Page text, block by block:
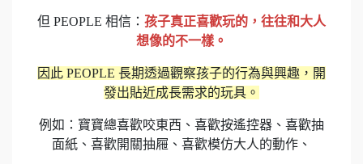
但 PEOPLE 相信： 孩子真正喜歡玩的，往往和大人
想像的不一樣。
因此 PEOPLE 長期透過觀察孩子的行為與興趣，開
發出貼近成長需求的玩具。
例如：寶寶總喜歡咬東西、喜歡按遙控器、喜歡抽
面紙、喜歡開關抽屜、喜歡模仿大人的動作、